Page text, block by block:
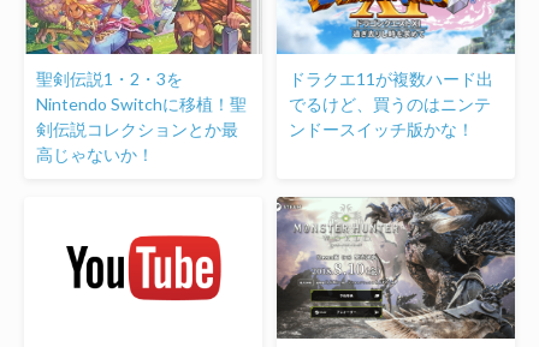
聖剣伝説1・2・3を
Nintendo Switchに移植！聖
剣伝説コレクションとか最
高じゃないか！
ドラクエ11が複数ハード出
でるけど、買うのはニンテ
ンドースイッチ版かな！